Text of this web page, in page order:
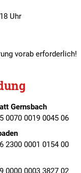
Uhr
vorab erforderlich!
Gernsbach
0070 0019 0045 06
2300 0001 0154 00
0000 0003 3827 02